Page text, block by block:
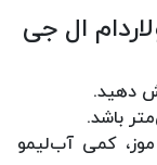
ال جی
دهید.
باشد.
کمی آب‌لیمو